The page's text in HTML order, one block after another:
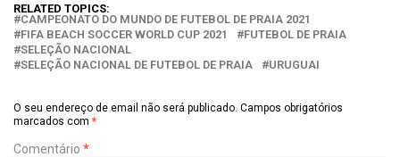
RELATED TOPICS:
CAMPEONATO DO MUNDO DE FUTEBOL DE PRAIA 2021
FIFA BEACH SOCCER WORLD CUP 2021
FUTEBOL DE PRAIA
SELEÇÃO NACIONAL
SELEÇÃO NACIONAL DE FUTEBOL DE PRAIA
URUGUAI
O seu endereço de email não será publicado. Campos obrigatórios
marcados com *
Comentário *